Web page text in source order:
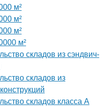
м²
м²
м²
м²
складов из сэндвич-
складов из
складов класса А